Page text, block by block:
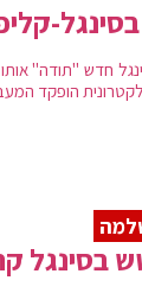
חדש "תודה"
הופקד
בסינגל